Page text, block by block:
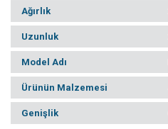
Ağırlık
Uzunluk
Model Adı
Ürünün Malzemesi
Genişlik